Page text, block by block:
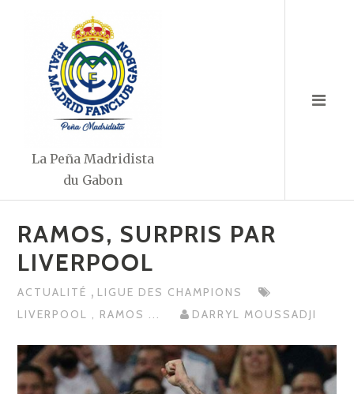
La Peña Madridista
du Gabon
RAMOS, SURPRIS PAR
LIVERPOOL
ACTUALITÉ , LIGUE DES CHAMPIONS
LIVERPOOL , RAMOS ... DARRYL MOUSSADJI